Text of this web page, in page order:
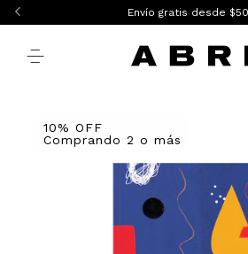
Envío gratis desde
10% OFF
Comprando 2 o más